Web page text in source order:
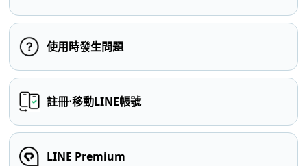
使用時發生問題
註冊⋅移動LINE帳號
LINE Premium